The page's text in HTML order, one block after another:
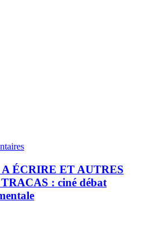
ÉCRIRE ET AUTRES
: ciné débat